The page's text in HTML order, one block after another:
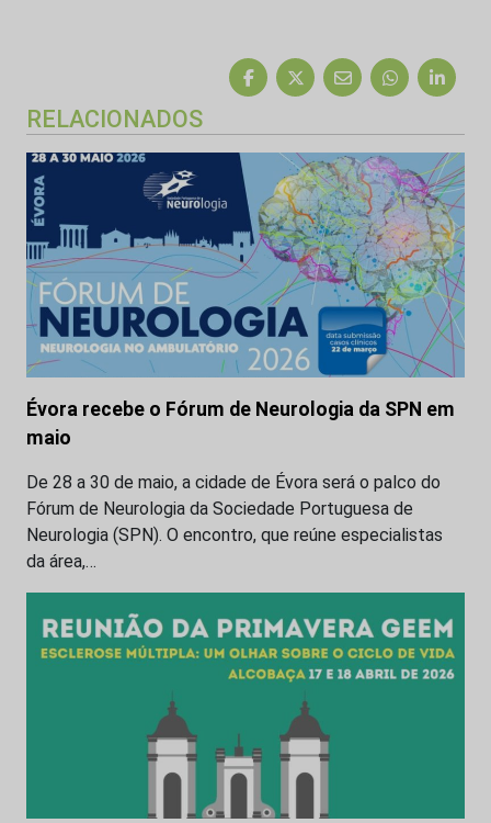
RELACIONADOS
Évora recebe o Fórum de Neurologia da SPN em
maio
De 28 a 30 de maio, a cidade de Évora será o palco do
Fórum de Neurologia da Sociedade Portuguesa de
Neurologia (SPN). O encontro, que reúne especialistas
da área,…